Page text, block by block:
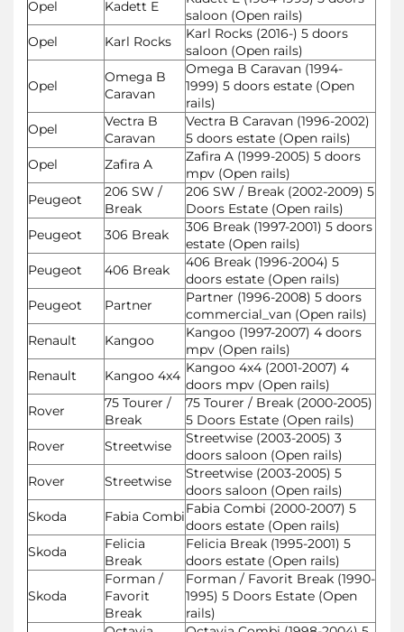
Opel
Kadett E
saloon (Open rails)
Opel
Karl Rocks
Karl Rocks (2016-) 5 doors
saloon (Open rails)
Opel
Omega B
Caravan
Omega B Caravan (1994-
1999) 5 doors estate (Open
rails)
Opel
Vectra B
Caravan
Vectra B Caravan (1996-2002)
5 doors estate (Open rails)
Opel
Zafira A
Zafira A (1999-2005) 5 doors
mpv (Open rails)
Peugeot
206 SW /
Break
206 SW / Break (2002-2009) 5
Doors Estate (Open rails)
Peugeot
306 Break
306 Break (1997-2001) 5 doors
estate (Open rails)
Peugeot
406 Break
406 Break (1996-2004) 5
doors estate (Open rails)
Peugeot
Partner
Partner (1996-2008) 5 doors
commercial_van (Open rails)
Renault
Kangoo
Kangoo (1997-2007) 4 doors
mpv (Open rails)
Renault
Kangoo 4x4 Kangoo 4x4 (2001-2007) 4
doors mpv (Open rails)
Rover
75 Tourer /
Break
75 Tourer / Break (2000-2005)
5 Doors Estate (Open rails)
Rover
Streetwise
Streetwise (2003-2005) 3
doors saloon (Open rails)
Rover
Streetwise
Streetwise (2003-2005) 5
doors saloon (Open rails)
Skoda
Fabia CombiFabia Combi (2000-2007) 5
doors estate (Open rails)
Skoda
Felicia
Break
Felicia Break (1995-2001) 5
doors estate (Open rails)
Skoda
Forman /
Favorit
Break
Forman / Favorit Break (1990-
1995) 5 Doors Estate (Open
rails)